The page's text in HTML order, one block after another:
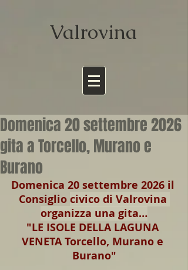
Valrovina
Domenica 20 settembre 2026
gita a Torcello, Murano e
Burano
Domenica 20 settembre 2026 il
Consiglio civico di Valrovina
organizza una gita…
"LE ISOLE DELLA LAGUNA
VENETA Torcello, Murano e
Burano"